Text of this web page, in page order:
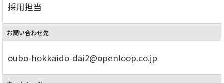
採用担当
お問い合わせ先
oubo-hokkaido-dai2@openloop.co.jp